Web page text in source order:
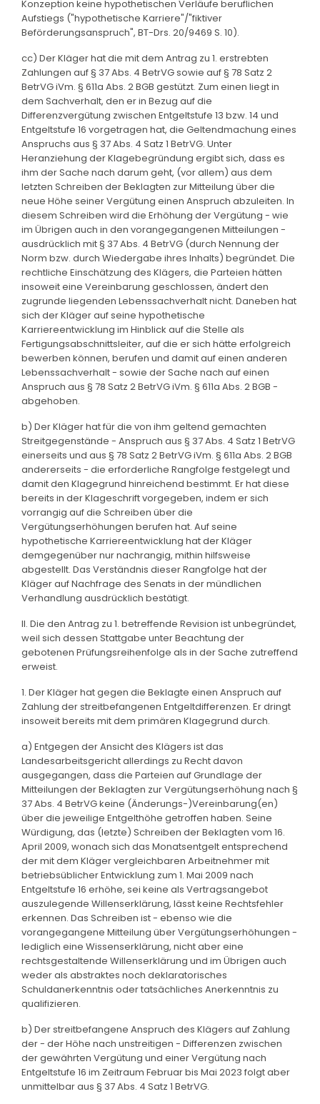
Konzeption keine hypothetischen Verläufe beruflichen
Aufstiegs ("hypothetische Karriere"/"fiktiver
Beförderungsanspruch", BT-Drs. 20/9469 S. 10).
cc) Der Kläger hat die mit dem Antrag zu 1. erstrebten
Zahlungen auf § 37 Abs. 4 BetrVG sowie auf § 78 Satz 2
BetrVG iVm. § 611a Abs. 2 BGB gestützt. Zum einen liegt in
dem Sachverhalt, den er in Bezug auf die
Differenzvergütung zwischen Entgeltstufe 13 bzw. 14 und
Entgeltstufe 16 vorgetragen hat, die Geltendmachung eines
Anspruchs aus § 37 Abs. 4 Satz 1 BetrVG. Unter
Heranziehung der Klagebegründung ergibt sich, dass es
ihm der Sache nach darum geht, (vor allem) aus dem
letzten Schreiben der Beklagten zur Mitteilung über die
neue Höhe seiner Vergütung einen Anspruch abzuleiten. In
diesem Schreiben wird die Erhöhung der Vergütung - wie
im Übrigen auch in den vorangegangenen Mitteilungen -
ausdrücklich mit § 37 Abs. 4 BetrVG (durch Nennung der
Norm bzw. durch Wiedergabe ihres Inhalts) begründet. Die
rechtliche Einschätzung des Klägers, die Parteien hätten
insoweit eine Vereinbarung geschlossen, ändert den
zugrunde liegenden Lebenssachverhalt nicht. Daneben hat
sich der Kläger auf seine hypothetische
Karriereentwicklung im Hinblick auf die Stelle als
Fertigungsabschnittsleiter, auf die er sich hätte erfolgreich
bewerben können, berufen und damit auf einen anderen
Lebenssachverhalt - sowie der Sache nach auf einen
Anspruch aus § 78 Satz 2 BetrVG iVm. § 611a Abs. 2 BGB -
abgehoben.
b) Der Kläger hat für die von ihm geltend gemachten
Streitgegenstände - Anspruch aus § 37 Abs. 4 Satz 1 BetrVG
einerseits und aus § 78 Satz 2 BetrVG iVm. § 611a Abs. 2 BGB
andererseits - die erforderliche Rangfolge festgelegt und
damit den Klagegrund hinreichend bestimmt. Er hat diese
bereits in der Klageschrift vorgegeben, indem er sich
vorrangig auf die Schreiben über die
Vergütungserhöhungen berufen hat. Auf seine
hypothetische Karriereentwicklung hat der Kläger
demgegenüber nur nachrangig, mithin hilfsweise
abgestellt. Das Verständnis dieser Rangfolge hat der
Kläger auf Nachfrage des Senats in der mündlichen
Verhandlung ausdrücklich bestätigt.
II. Die den Antrag zu 1. betreffende Revision ist unbegründet,
weil sich dessen Stattgabe unter Beachtung der
gebotenen Prüfungsreihenfolge als in der Sache zutreffend
erweist.
1. Der Kläger hat gegen die Beklagte einen Anspruch auf
Zahlung der streitbefangenen Entgeltdifferenzen. Er dringt
insoweit bereits mit dem primären Klagegrund durch.
a) Entgegen der Ansicht des Klägers ist das
Landesarbeitsgericht allerdings zu Recht davon
ausgegangen, dass die Parteien auf Grundlage der
Mitteilungen der Beklagten zur Vergütungserhöhung nach §
37 Abs. 4 BetrVG keine (Änderungs-)Vereinbarung(en)
über die jeweilige Entgelthöhe getroffen haben. Seine
Würdigung, das (letzte) Schreiben der Beklagten vom 16.
April 2009, wonach sich das Monatsentgelt entsprechend
der mit dem Kläger vergleichbaren Arbeitnehmer mit
betriebsüblicher Entwicklung zum 1. Mai 2009 nach
Entgeltstufe 16 erhöhe, sei keine als Vertragsangebot
auszulegende Willenserklärung, lässt keine Rechtsfehler
erkennen. Das Schreiben ist - ebenso wie die
vorangegangene Mitteilung über Vergütungserhöhungen -
lediglich eine Wissenserklärung, nicht aber eine
rechtsgestaltende Willenserklärung und im Übrigen auch
weder als abstraktes noch deklaratorisches
Schuldanerkenntnis oder tatsächliches Anerkenntnis zu
qualifizieren.
b) Der streitbefangene Anspruch des Klägers auf Zahlung
der - der Höhe nach unstreitigen - Differenzen zwischen
der gewährten Vergütung und einer Vergütung nach
Entgeltstufe 16 im Zeitraum Februar bis Mai 2023 folgt aber
unmittelbar aus § 37 Abs. 4 Satz 1 BetrVG.